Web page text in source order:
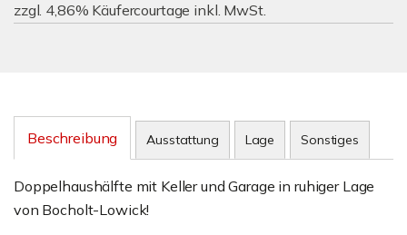
zzgl. 4,86% Käufercourtage inkl. MwSt.
Beschreibung Ausstattung Lage Sonstiges
Doppelhaushälfte mit Keller und Garage in ruhiger Lage
von Bocholt-Lowick!